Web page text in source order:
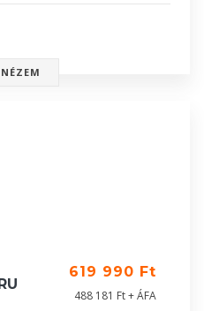
619 990 Ft
488 181 Ft + ÁFA